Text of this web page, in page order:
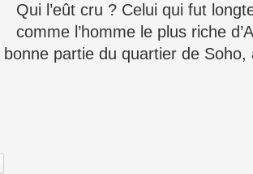
Qui l’eût cru ? Celui qui fut
comme l’homme le plus riche
partie du quartier de